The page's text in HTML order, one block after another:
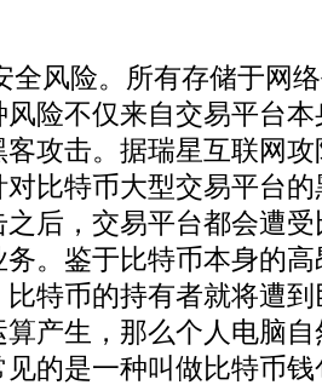
全风险。所有存储于网
险不仅来自交易平台
攻击。据瑞星互联网
比特币大型交易平台
后，交易平台都会遭
。鉴于比特币本身的
特币的持有者就将遭
产生，那么个人电脑
的是一种叫做比特币